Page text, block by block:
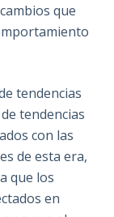
que
tendencias
tendencias
con las
de esta era,
que los
en